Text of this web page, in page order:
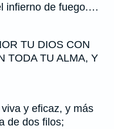
infierno de fuego.…
TU DIOS CON
TODA TU ALMA, Y
y eficaz, y más
de dos filos;